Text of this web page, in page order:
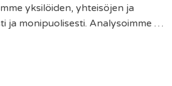
yksilöiden, yhteisöjen ja
ja monipuolisesti. Analysoimme …